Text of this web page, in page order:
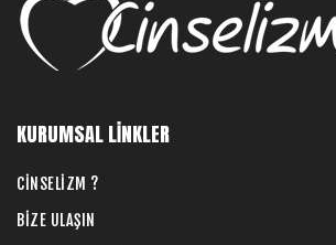
KURUMSAL LİNKLER
CİNSELİZM ?
BİZE ULAŞIN